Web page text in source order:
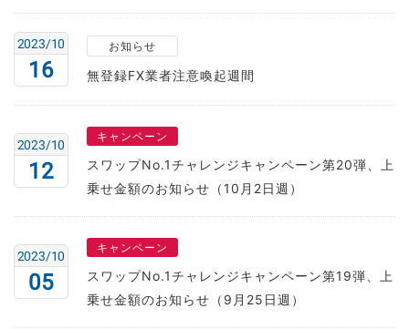
16
2023/10 お知らせ
無登録FX業者注意喚起週間
12
2023/10
キャンペーン
スワップNo.1チャレンジキャンペーン第20弾、上
乗せ金額のお知らせ（10月2日週）
05
2023/10
キャンペーン
スワップNo.1チャレンジキャンペーン第19弾、上
乗せ金額のお知らせ（9月25日週）